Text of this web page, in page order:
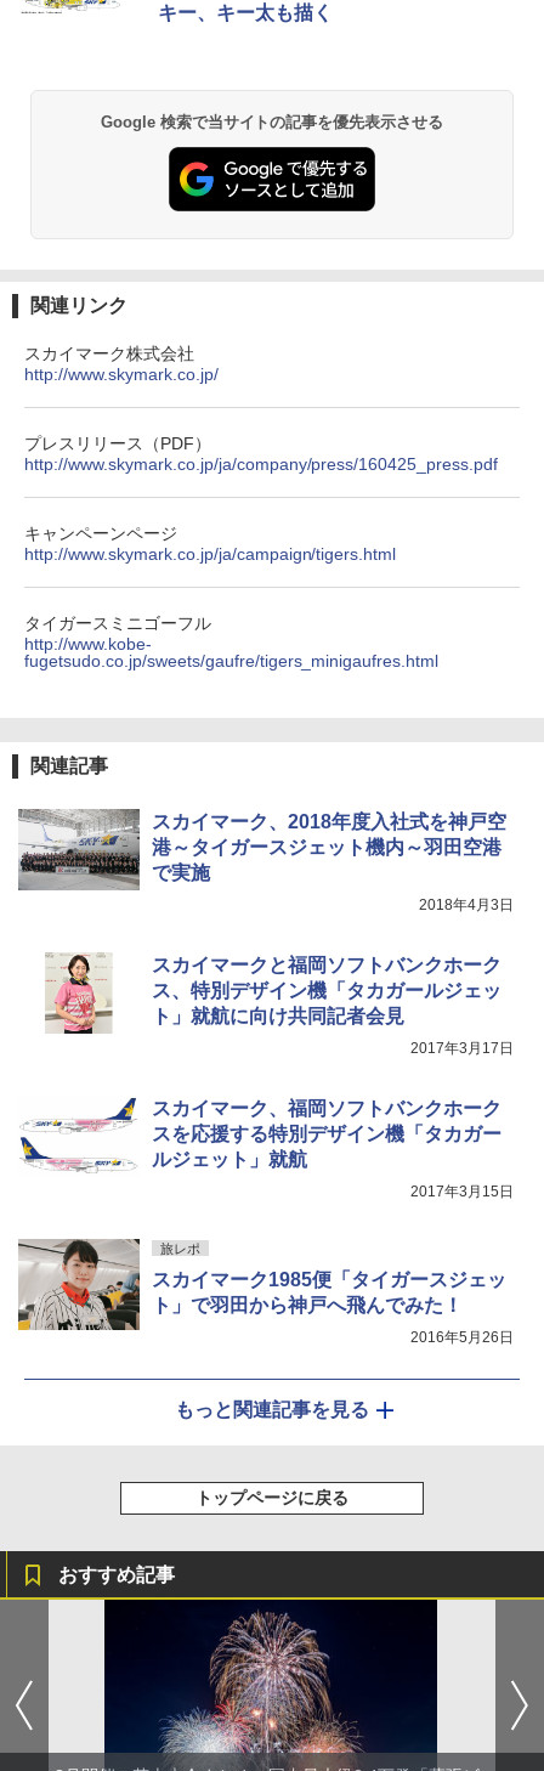
テント ワンタッチ RENEW 幅200 2-3人用 43
500002(88859)
￥5,999
易 トイレテント (オリーブ)
￥4,836
[キャンパーズコレクション 山善] 傘みたいに
広げるだけ パッとサッとテント ブラックコ
ーティング フルクローズ メッシュ 3-4人用
￥9,990
[キャンパーズコレクション 山善] 傘みたいに
広げるだけ パッとサッとテント キューブワ
￥6,459
コンパクト 保冷力長持ち
￥2,980
Across やわらか保冷剤 日本製 固まらない 1
【日本企業販売】超強力クマ対策スプレー 30
秒）射程5～10m 安全ロック搭載 携帯収納袋
付き ヒグマ・イノシシ対策 自治体・教育機
関の購入実績 登山・キャンプ・アウトドア・
USB充電式 高精度 超長距離照射 長時間使用
キー、キー太も描く
Google 検索で当サイトの記事を優先表示させる
関連リンク
スカイマーク株式会社
http://www.skymark.co.jp/
プレスリリース（PDF）
http://www.skymark.co.jp/ja/company/press/160425_press.pdf
キャンペーンページ
http://www.skymark.co.jp/ja/campaign/tigers.html
タイガースミニゴーフル
http://www.kobe-
fugetsudo.co.jp/sweets/gaufre/tigers_minigaufres.html
関連記事
スカイマーク、2018年度入社式を神戸空
港～タイガースジェット機内～羽田空港
で実施
2018年4月3日
スカイマークと福岡ソフトバンクホーク
ス、特別デザイン機「タカガールジェッ
ト」就航に向け共同記者会見
2017年3月17日
スカイマーク、福岡ソフトバンクホーク
スを応援する特別デザイン機「タカガー
ルジェット」就航
2017年3月15日
旅レポ
スカイマーク1985便「タイガースジェッ
ト」で羽田から神戸へ飛んでみた！
2016年5月26日
もっと関連記事を見る
トップページに戻る
おすすめ記事